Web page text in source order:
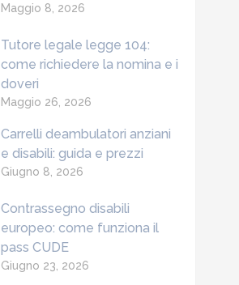
Maggio 8, 2026
Tutore legale legge 104:
come richiedere la nomina e i
doveri
Maggio 26, 2026
Carrelli deambulatori anziani
e disabili: guida e prezzi
Giugno 8, 2026
Contrassegno disabili
europeo: come funziona il
pass CUDE
Giugno 23, 2026